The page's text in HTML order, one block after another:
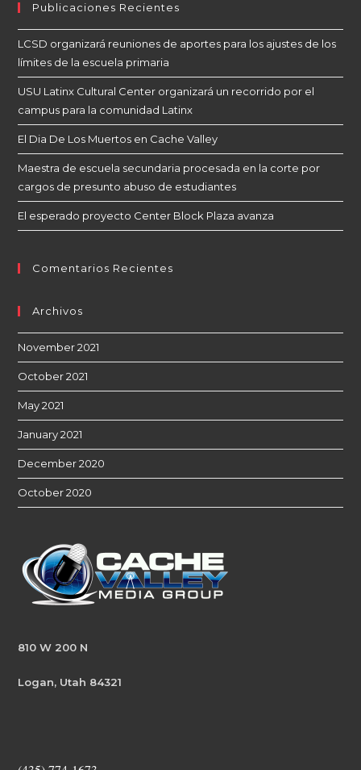
Publicaciones Recientes
LCSD organizará reuniones de aportes para los ajustes de los
límites de la escuela primaria
USU Latinx Cultural Center organizará un recorrido por el
campus para la comunidad Latinx
El Dia De Los Muertos en Cache Valley
Maestra de escuela secundaria procesada en la corte por
cargos de presunto abuso de estudiantes
El esperado proyecto Center Block Plaza avanza
Comentarios Recientes
Archivos
November 2021
October 2021
May 2021
January 2021
December 2020
October 2020
810 W 200 N
Logan, Utah 84321